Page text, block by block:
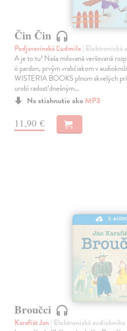
Čin Čin
Podjavorinská Ľudmila| Elektronická
A je to tu! Naša milovaná veršovaná
ó pardon, prvým vrabčiakom v
WISTERIA BOOKS plnom skvelých
urobí radosť dnešným…
Na stiahnutie ako MP3
11,90 €
E-
Broučci
Karafiát Jan | Elektronická audiokniha